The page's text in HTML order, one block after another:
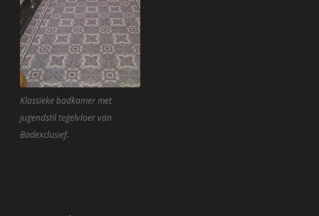
Klassieke badkamer met
jugendstil tegelvloer van
Badexclusief.